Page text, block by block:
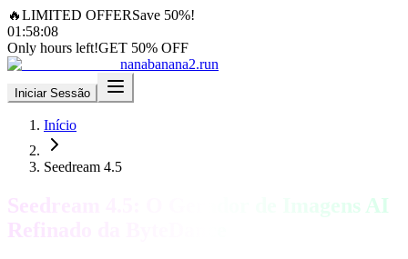
🔥LIMITED OFFERSave 50%!
01 :58:05
Only hours left!GET 50% OFF
nanabanana2.run
Iniciar Sessão
Início
Seedream 4.5
Seedream 4.5: O Gerador de Imagens AI
Refinado da ByteDance